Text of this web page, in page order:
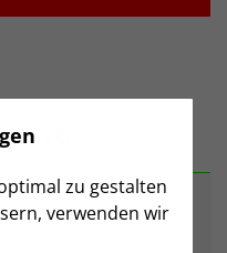
zu gestalten
verwenden wir